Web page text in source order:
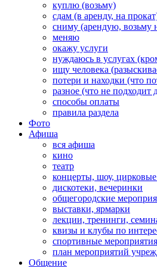
куплю (возьму)
сдам (в аренду, на
сниму (арендую, возьму
меняю
окажу услуги
нуждаюсь в услугах
ищу человека
потери и находки (что
разное (что не подходит
способы оплаты
правила раздела
Фото
Афиша
вся афиша
кино
театр
концерты, шоу,
дискотеки, вечеринки
общегородские
выставки, ярмарки
лекции, тренинги,
квизы и клубы по
спортивные мероприятия
план мероприятий
Общение